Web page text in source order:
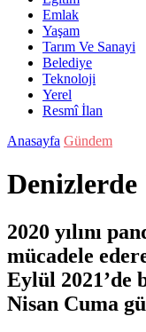
Emlak
Yaşam
Tarım Ve Sanayi
Belediye
Teknoloji
Yerel
Resmî İlan
Anasayfa Gündem
Denizlerde
2020 yılını
mücadele
Eylül 2021’de
Nisan Cuma